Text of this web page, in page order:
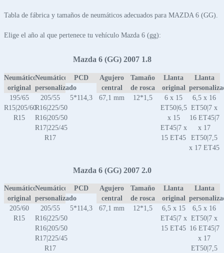
Tabla de fábrica y tamaños de neumáticos adecuados para MAZDA 6 (GG).
Elige el año al que pertenece tu vehículo Mazda 6 (gg):
Mazda 6 (GG) 2007 1.8
Neumático
original
Neumático
personalizado
PCD
Agujero
central
Tamaño
de rosca
Llanta
original
Llanta
195/65
R15|205/60
R15
205/55
R16|225/50
R16|205/50
R17|225/45
R17
5*114,3 67,1 mm 12*1,5
6 x 15
ET50|6,5
x 15
ET45|7 x
15 ET45
6,5 x 16
ET50|7 x
16 ET45|7
x 17
ET50|7,5
x 17 ET45
Mazda 6 (GG) 2007 2.0
Neumático
original
Neumático
personalizado
PCD
Agujero
central
Tamaño
de rosca
Llanta
original
Llanta
205/60
R15
205/55
R16|225/50
R16|205/50
R17|225/45
R17
5*114,3 67,1 mm 12*1,5
6,5 x 15
ET45|7 x
15 ET45
6,5 x 16
ET50|7 x
16 ET45|7
x 17
ET50|7,5